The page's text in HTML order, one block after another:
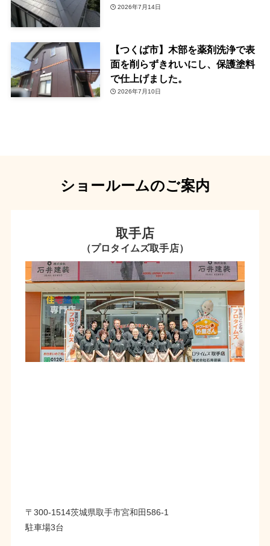
2026年7月14日
【つくば市】木部を薬剤洗浄で表
面を削らずきれいにし、保護塗料
で仕上げました。
2026年7月10日
ショールームのご案内
取手店
（プロタイムズ取手店）
〒300-1514茨城県取手市宮和田586-1
駐車場3台